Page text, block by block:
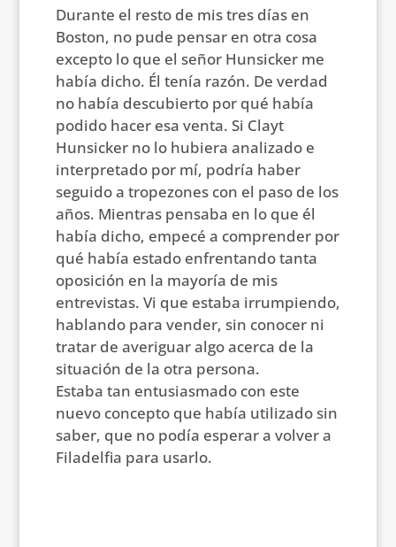
Durante el resto de mis tres días en
Boston, no pude pensar en otra cosa
excepto lo que el señor Hunsicker me
había dicho. Él tenía razón. De verdad
no había descubierto por qué había
podido hacer esa venta. Si Clayt
Hunsicker no lo hubiera analizado e
interpretado por mí, podría haber
seguido a tropezones con el paso de los
años. Mientras pensaba en lo que él
había dicho, empecé a comprender por
qué había estado enfrentando tanta
oposición en la mayoría de mis
entrevistas. Vi que estaba irrumpiendo,
hablando para vender, sin conocer ni
tratar de averiguar algo acerca de la
situación de la otra persona.
Estaba tan entusiasmado con este
nuevo concepto que había utilizado sin
saber, que no podía esperar a volver a
Filadelfia para usarlo.